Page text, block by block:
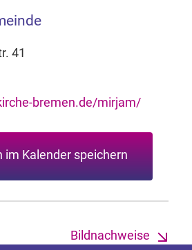
41
bremen.de/mirjam/
im Kalender speichern
Bildnachweise